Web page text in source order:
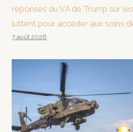
réponses du VA de Trump sur
luttent pour accéder aux soins
7 août 2026